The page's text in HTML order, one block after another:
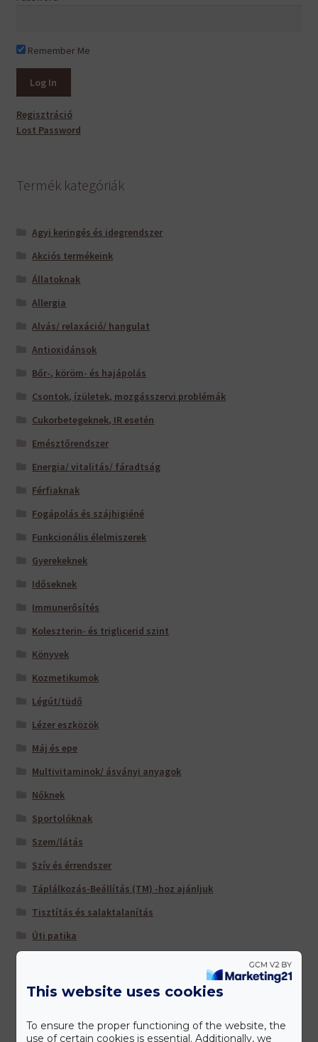
Remember Me
Regisztráció
Lost Password
Termék kategóriák
Agyi keringés és idegrendszer
Akciós termékeink
Állatoknak
Allergia
Alvás/ relaxáció/ hangulat
Antioxidánsok
Bőr-, köröm- és hajápolás
Csontok, ízületek, mozgásszervi problémák
Cukorbetegeknek, IR esetén
Emésztőrendszer
Energia/ vitalitás/ fáradtság
Férfiaknak
Fogápolás és szájhigiéné
Funkcionális élelmiszerek
Gyerekeknek
Időseknek
Immunerősítés
Koleszterin- és triglicerid szint
Könyvek
Kozmetikumok
Légút/tüdő
Lézer eszközök
Máj és epe
Multivitaminok/ ásványi anyagok
Nőknek
Sportolóknak
Szem/látás
Szív és érrendszer
Táplálkozás-Beállítás (TM) -hoz ajánljuk
Tisztítás és salaktalanítás
Úti patika
This website uses cookies
To ensure the proper functioning of the website, the
use of certain cookies is essential. Additionally, we